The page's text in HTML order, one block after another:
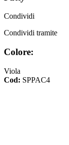
Condividi
Condividi tramite
Colore:
Viola
Cod: SPPAC4